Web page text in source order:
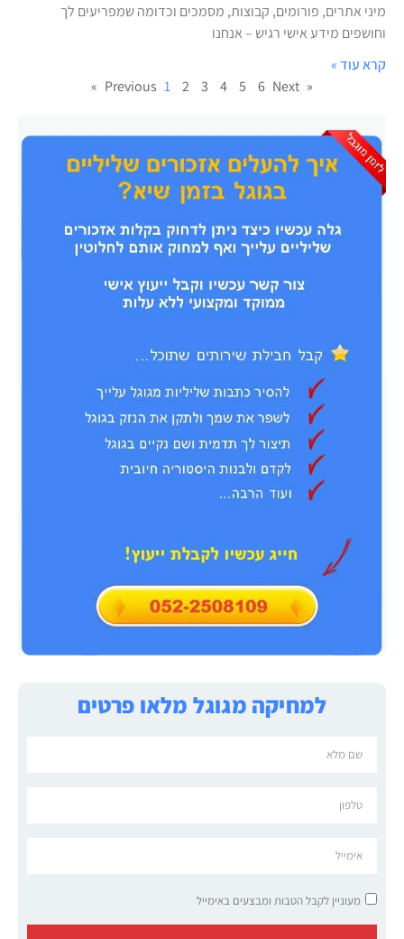
מיני אתרים, פורומים, קבוצות, מסמכים וכדומה שמפריעים לך
וחושפים מידע אישי רגיש – אנחנו
קרא עוד »
« Previous
1 2 3 4 5 6 Next »
למחיקה מגוגל מלאו פרטים
מעוניין לקבל הטבות ומבצעים באימייל